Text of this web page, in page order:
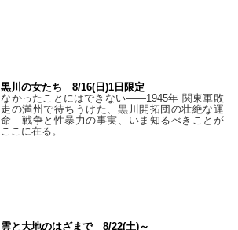
黒川の女たち 8/16(日)1日限定
なかったことにはできない——1945年 関東軍敗
走の満州で待ちうけた、黒川開拓団の壮絶な運
命―戦争と性暴力の事実、いま知るべきことが
ここに在る。
雲と大地のはざまで 8/22(土)～